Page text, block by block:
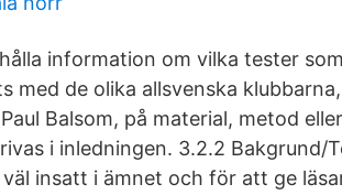
information om vilka tester
med de olika allsvenska
Balsom, på material, metod
i inledningen. 3.2.2 Bakgrund/
insatt i ämnet och för att ge